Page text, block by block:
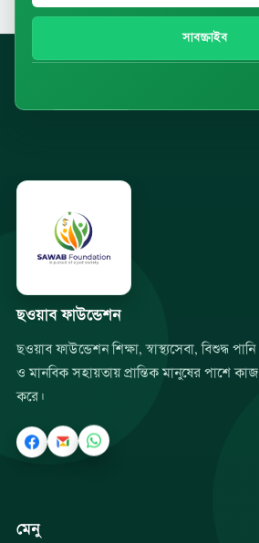
সাবস্ক্রাইব
ছওয়াব ফাউন্ডেশন
ছওয়াব ফাউন্ডেশন শিক্ষা, স্বাস্থ্যসেবা, বিশুদ্ধ পানি
ও মানবিক সহায়তায় প্রান্তিক মানুষের পাশে কাজ
করে।
মেনু